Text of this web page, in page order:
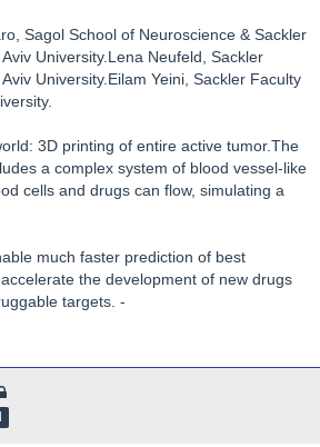
Sagol School of Neuroscience & Sackler
University.Lena Neufeld, Sackler
University.Eilam Yeini, Sackler Faculty
3D printing of entire active tumor.The
a complex system of blood vessel-like
cells and drugs can flow, simulating a
much faster prediction of best
the development of new drugs
targets. -